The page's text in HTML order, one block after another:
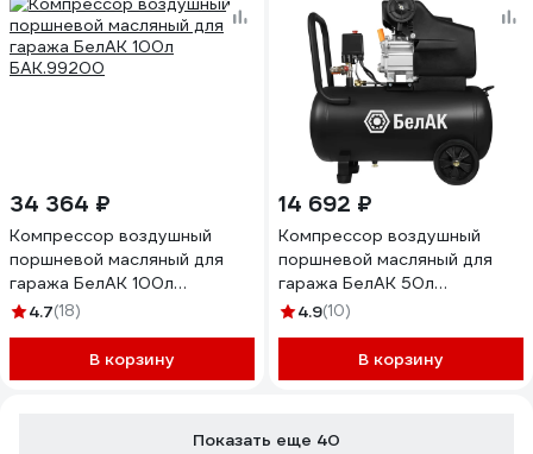
34 364 ₽
Компрессор воздушный
поршневой масляный для
гаража БелАК 100л
БАК.99200
4.7(18)
В корзину
14 692 ₽
Компрессор воздушный
поршневой масляный для
гаража БелАК 50л
БАК.99201
4.9(10)
В корзину
Показать еще 40